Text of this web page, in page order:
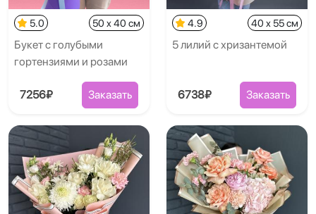
5.0 50 x 40 см
Букет с голубыми
гортензиями и розами
7256₽ Заказать
4.9 40 x 55 см
5 лилий с хризантемой
6738₽ Заказать